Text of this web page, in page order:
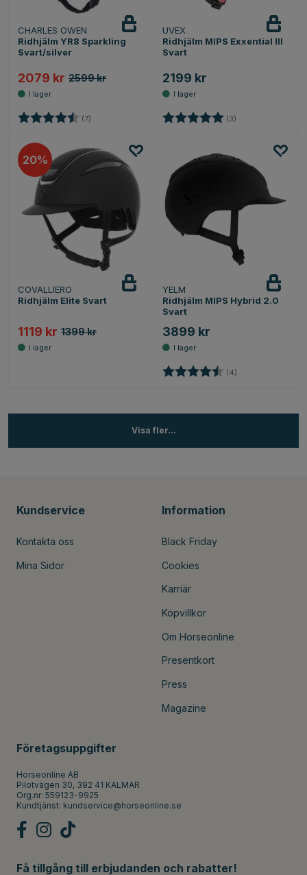
CHARLES OWEN
Ridhjälm YR8 Sparkling
Svart/silver
2079 kr 2599 kr
Betyg: (7)
UVEX
Ridhjälm MIPS Exxential III
Svart
2199 kr
Betyg: (3)
20
COVALLIERO
Ridhjälm Elite Svart
1119 kr 1399 kr
YELM
Ridhjälm MIPS Hybrid 2.0
Svart
3899 kr
Betyg: (4)
Visa fler...
Kundservice
Kontakta oss
Mina Sidor
Information
Black Friday
Cookies
Karriär
Köpvillkor
Om Horseonline
Presentkort
Press
Magazine
Företagsuppgifter
Horseonline AB
Pilotvägen 30, 392 41 KALMAR
Org.nr: 559123-9925
Kundtjänst: kundservice@horseonline.se
Få tillgång till erbjudanden och rabatter!